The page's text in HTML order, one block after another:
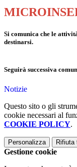
Si comunica che le
destinarsi.
Seguirà successiva
Notizie
Questo sito o gli
cookie necessari al
COOKIE POLICY.
Personalizza Rifiuta
Gestione cookie